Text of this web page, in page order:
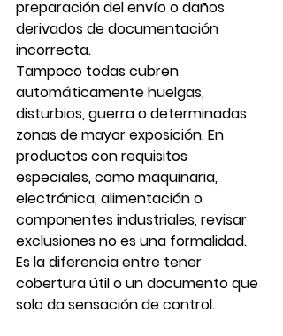
preparación del envío o daños
derivados de documentación
incorrecta.
Tampoco todas cubren
automáticamente huelgas,
disturbios, guerra o determinadas
zonas de mayor exposición. En
productos con requisitos
especiales, como maquinaria,
electrónica, alimentación o
componentes industriales, revisar
exclusiones no es una formalidad.
Es la diferencia entre tener
cobertura útil o un documento que
solo da sensación de control.